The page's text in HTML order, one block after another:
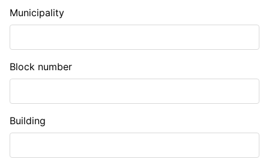
Municipality
Block number
Building